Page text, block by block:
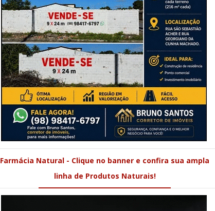
Farmácia Natural - Clique no banner e confira sua ampla
linha de Produtos Naturais!